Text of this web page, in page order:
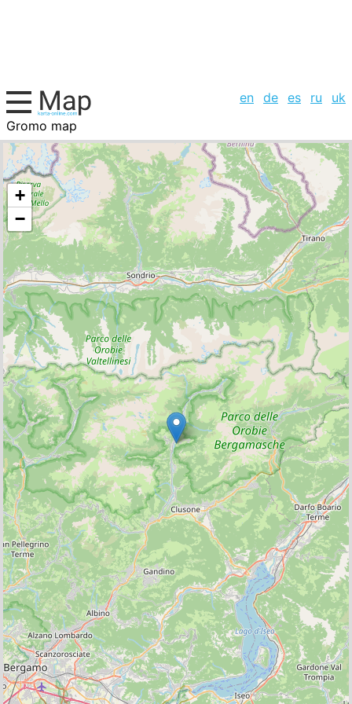
en de es ru
uk
Gromo map
Italy, cities list
+
−